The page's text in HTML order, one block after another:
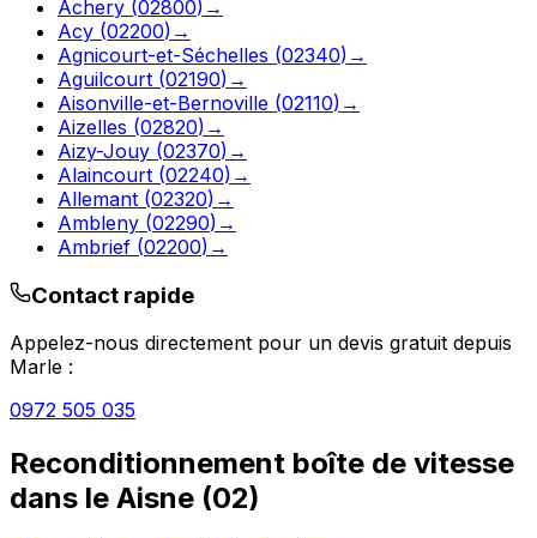
Achery (02800) →
Acy (02200) →
Agnicourt-et-Séchelles (02340) →
Aguilcourt (02190) →
Aisonville-et-Bernoville (02110) →
Aizelles (02820) →
Aizy-Jouy (02370) →
Alaincourt (02240) →
Allemant (02320) →
Ambleny (02290) →
Ambrief (02200) →
Contact rapide
Appelez-nous directement pour un devis gratuit depuis
Marle :
0972 505 035
Reconditionnement boîte de vitesse
dans le Aisne (02)